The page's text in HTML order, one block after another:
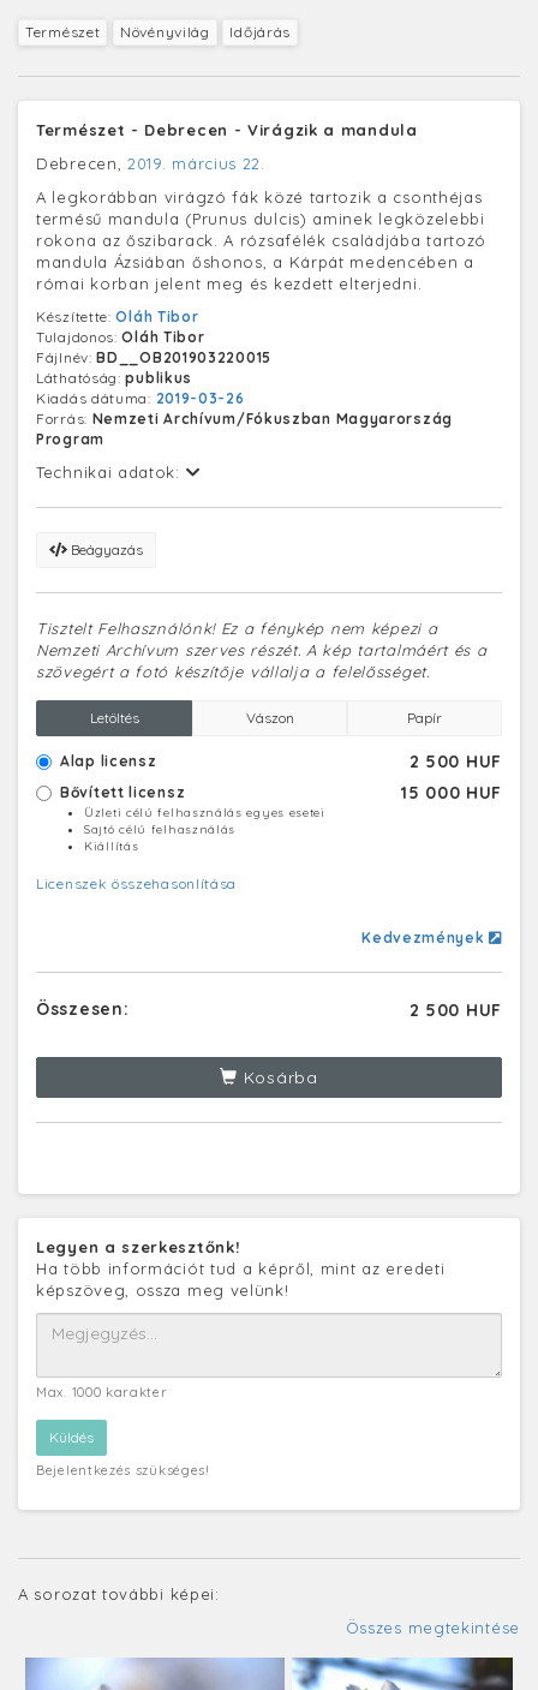
Természet Növényvilág Időjárás
Természet - Debrecen - Virágzik a mandula
Debrecen, 2019. március 22.
A legkorábban virágzó fák közé tartozik a csonthéjas
termésű mandula (Prunus dulcis) aminek legközelebbi
rokona az őszibarack. A rózsafélék családjába tartozó
mandula Ázsiában őshonos, a Kárpát medencében a
római korban jelent meg és kezdett elterjedni.
Készítette:Oláh Tibor
Tulajdonos:Oláh Tibor
Fájlnév:BD__OB201903220015
Láthatóság:publikus
Kiadás dátuma: 2019-03-26
Forrás: Nemzeti Archívum/Fókuszban Magyarország
Program
Technikai adatok:
Beágyazás
Tisztelt Felhasználónk! Ez a fénykép nem képezi a
Nemzeti Archívum szerves részét. A kép tartalmáért és a
szövegért a fotó készítője vállalja a felelősséget.
Letöltés Vászon Papír
Alap licensz 2 500 HUF
Bővített licensz 15 000 HUF
Üzleti célú felhasználás egyes esetei
Sajtó célú felhasználás
Kiállítás
Licenszek összehasonlítása
Kedvezmények
Összesen: 2 500 HUF
Kosárba
Legyen a szerkesztőnk!
Ha több információt tud a képről, mint az eredeti
képszöveg, ossza meg velünk!
Max. 1000 karakter
Bejelentkezés szükséges!
A sorozat további képei:
Összes megtekintése